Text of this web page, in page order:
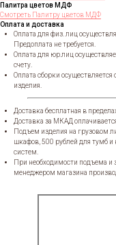
Палитра цветов МДФ
Смотреть Палитру цветов МДФ
Оплата и доставка
Оплата для физ. лиц
Предоплата не требуется.
Оплата для юр.лиц
счету.
Оплата сборки
изделия.
Доставка бесплатная в
Доставка за МКАД
Подъем изделия на грузовом
шкафов, 500 рублей для тумб
систем.
При необходимости подъема и
менеджером магазина